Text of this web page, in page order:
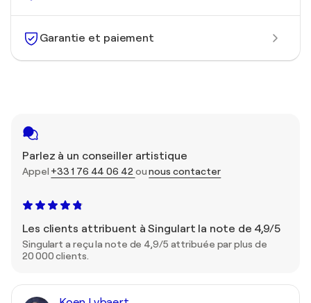
Garantie et paiement
Parlez à un conseiller artistique
Appel +33 1 76 44 06 42 ounous contacter
Les clients attribuent à Singulart la note de 4,9/5
Singulart a reçu la note de 4,9/5 attribuée par plus de
20 000 clients.